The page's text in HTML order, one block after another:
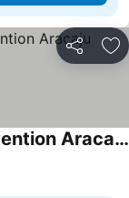
Partager
Makai Resort All Inclusive Convention Aracaju